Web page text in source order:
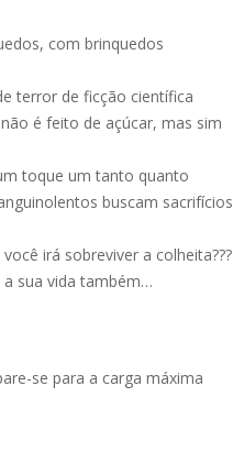
com brinquedos
terror de ficção científica
é feito de açúcar, mas sim
toque um tanto quanto
buscam sacrifícios
irá sobreviver a colheita???
sua vida também…
se para a carga máxima